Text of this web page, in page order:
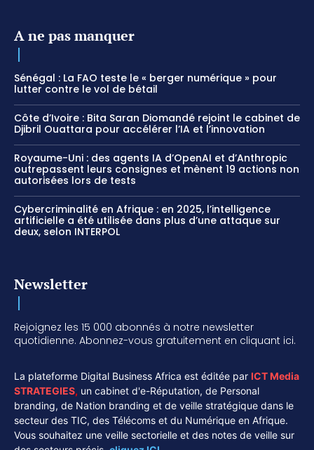
A ne pas manquer
Sénégal : La FAO teste le « berger numérique » pour
lutter contre le vol de bétail
Côte d’Ivoire : Bita Saran Diomandé rejoint le cabinet de
Djibril Ouattara pour accélérer l’IA et l’innovation
Royaume-Uni : des agents IA d’OpenAI et d’Anthropic
outrepassent leurs consignes et mènent 19 actions non
autorisées lors de tests
Cybercriminalité en Afrique : en 2025, l’intelligence
artificielle a été utilisée dans plus d’une attaque sur
deux, selon INTERPOL
Newsletter
Rejoignez les 15 000 abonnés à notre newsletter
quotidienne. Abonnez-vous gratuitement en cliquant ici.
La plateforme Digital Business Africa est éditée par ICT Media
STRATEGIES, un cabinet d'e-Réputation, de Personal
branding, de Nation branding et de veille stratégique dans le
secteur des TIC, des Télécoms et du Numérique en Afrique.
Vous souhaitez une veille sectorielle et des notes de veille sur